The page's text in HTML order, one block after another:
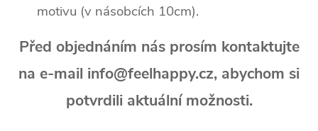
motivu (v násobcích 10cm).
Před objednáním nás prosím kontaktujte
na e-mail info@feelhappy.cz, abychom si
potvrdili aktuální možnosti.